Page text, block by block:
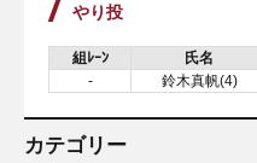
やり投
組ﾚｰﾝ 氏名
-
鈴木真帆(4)
カテゴリー